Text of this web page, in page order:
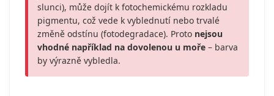
slunci), může dojít k fotochemickému rozkladu
pigmentu, což vede k vyblednutí nebo trvalé
změně odstínu (fotodegradace). Proto nejsou
vhodné například na dovolenou u moře – barva
by výrazně vybledla.